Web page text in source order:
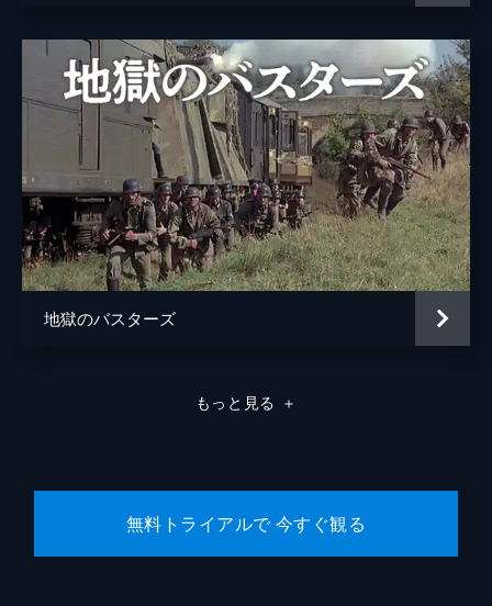
原作 コーネリアス・ライアン
音楽 ジョン・アディソン
ジョセフ・Ｅ・レヴィン
リチャード・Ｐ・レヴィン
地獄のバスターズ
もっと見る ＋
無料トライアルで 今すぐ観る